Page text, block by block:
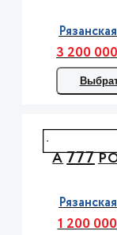
3 200
А777
1 200